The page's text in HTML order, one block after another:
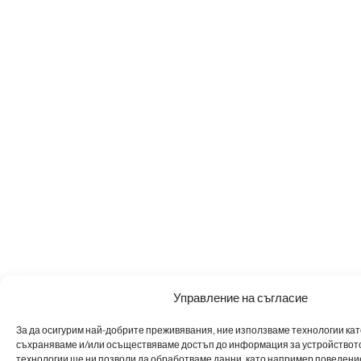
Управление на съгласие
За да осигурим най-добрите преживявания, ние използваме технологии
съхраняваме и/или осъществяваме достъп до информация за